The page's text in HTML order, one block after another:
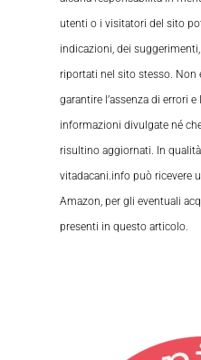
utenti o i visitatori del sito
indicazioni, dei
riportati nel sito stesso.
garantire l’assenza di errori
informazioni divulgate né
risultino aggiornati. In
vitadacani.info può ricevere
Amazon, per gli eventuali
presenti in questo articolo.